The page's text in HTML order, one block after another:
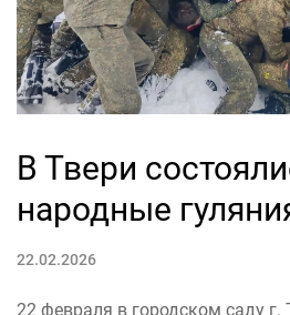
В Твери
народные
22.02.2026
22 февраля в городском саду г.